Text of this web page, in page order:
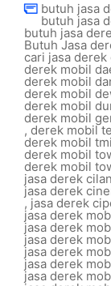
butuh jasa
butuh jasa
butuh jasa
Butuh Jasa
cari jasa
derek mobil
derek mobil
derek mobil
derek mobil
derek mobil
, derek mobil
derek mobil
derek mobil
derek mobil
jasa derek
jasa derek
, jasa derek
jasa derek
jasa derek
jasa derek
jasa derek
jasa derek
jasa derek